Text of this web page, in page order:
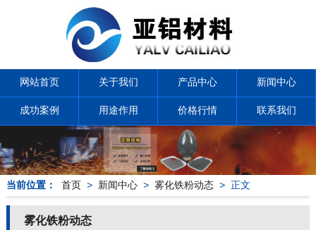
网站首页 关于我们 产品中心 新闻中心
成功案例 用途作用 价格行情 联系我们
当前位置： 首页 > 新闻中心> 雾化铁粉动态> 正文
雾化铁粉动态